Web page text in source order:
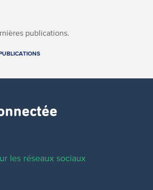
publications.
les réseaux sociaux